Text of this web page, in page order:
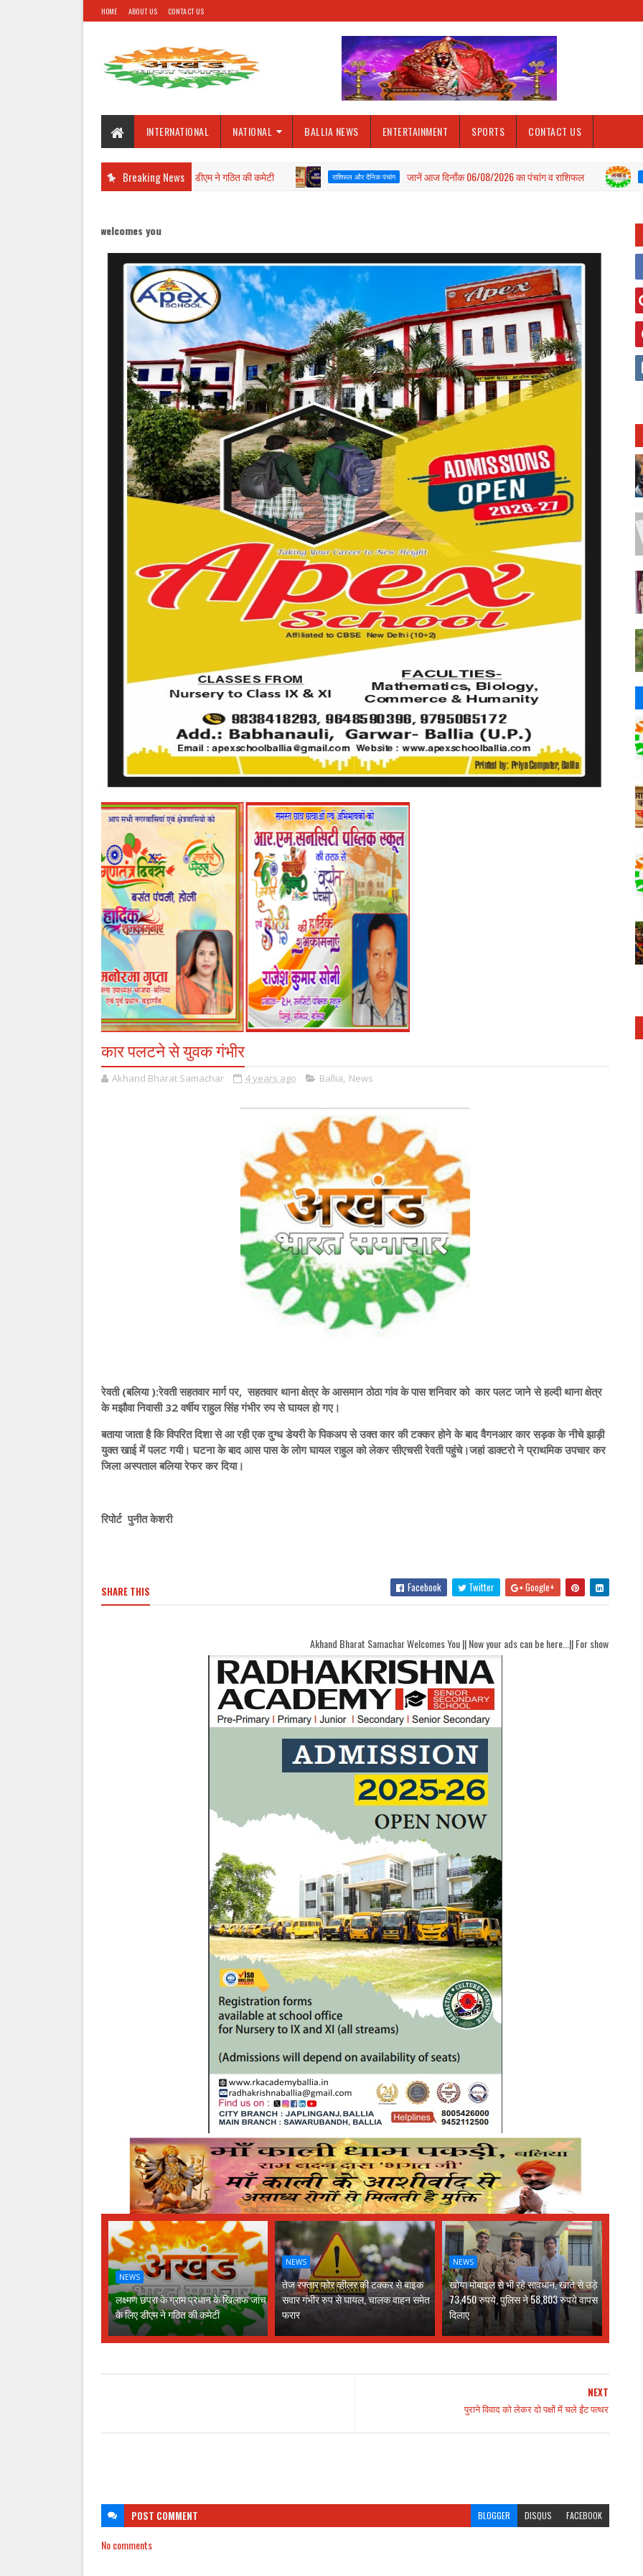
HOME ABOUT US CONTACT US
INTERNATIONAL NATIONAL BALLIA NEWS ENTERTAINMENT SPORTS CONTACT US
Breaking News
के ग्राम प्रधान के खिलाफ जांच के लिए डीएम ने गठित की कमेटी राशिफल और दैनिक पंचांग जानें आज दिनाँक 06/08/2026 का पंचांग व राशिफल BALLIA
Akhand Bharat
कार पलटने से युवक गंभीर
Akhand Bharat Samachar 4 years ago Ballia, News
रेवती (बलिया ):रेवती सहतवार मार्ग पर, सहतवार थाना क्षेत्र के आसमान ठोठा गांव के पास शनिवार को कार पलट जाने से हल्दी थाना क्षेत्र
के मझौवा निवासी 32 वर्षीय राहुल सिंह गंभीर रुप से घायल हो गए।
बताया जाता है कि विपरित दिशा से आ रही एक दुग्ध डेयरी के पिकअप से उक्त कार की टक्कर होने के बाद वैगनआर कार सड़क के नीचे झाड़ी
युक्त खाई में पलट गयी। घटना के बाद आस पास के लोग घायल राहुल को लेकर सीएचसी रेवती पहुंचे।जहां डाक्टरो ने प्राथमिक उपचार कर
जिला अस्पताल बलिया रेफर कर दिया।
रिपोर्ट पुनीत केशरी
SHARE THIS Facebook Twitter Google+
Akhand Bharat Samachar Welcomes You || Now your ads can be here...|| For show your ads here contact
NEWS
लक्ष्मण छपरा के ग्राम प्रधान के खिलाफ जांच
के लिए डीएम ने गठित की कमेटी
NEWS
तेज रफ्तार फोर व्हीलर की टक्कर से बाइक
सवार गंभीर रुप से घायल, चालक वाहन समेत
फरार
NEWS
खोया मोबाइल से भी रहे सावधान, खाते से उड़े
73,450 रुपये, पुलिस ने 58,803 रुपये वापस
दिलाए
NEXT
पुराने विवाद को लेकर दो पक्षों में चले ईंट पत्थर
POST COMMENT BLOGGER DISQUS FACEBOOK
No comments